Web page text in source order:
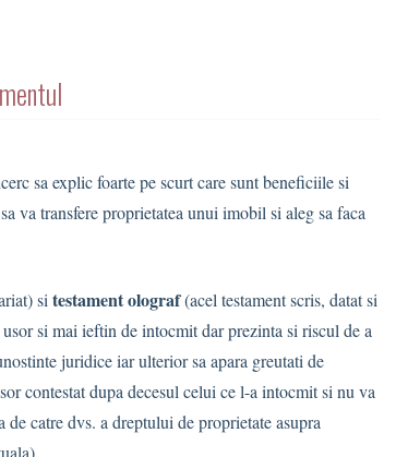
sa explic foarte pe scurt care sunt beneficiile si
va transfere proprietatea unui imobil si aleg sa faca
si testament olograf(acel testament scris, datat si
si mai ieftin de intocmit dar prezinta si riscul de a
juridice iar ulterior sa apara greutati de
contestat dupa decesul celui ce l-a intocmit si nu va
catre dvs. a dreptului de proprietate asupra